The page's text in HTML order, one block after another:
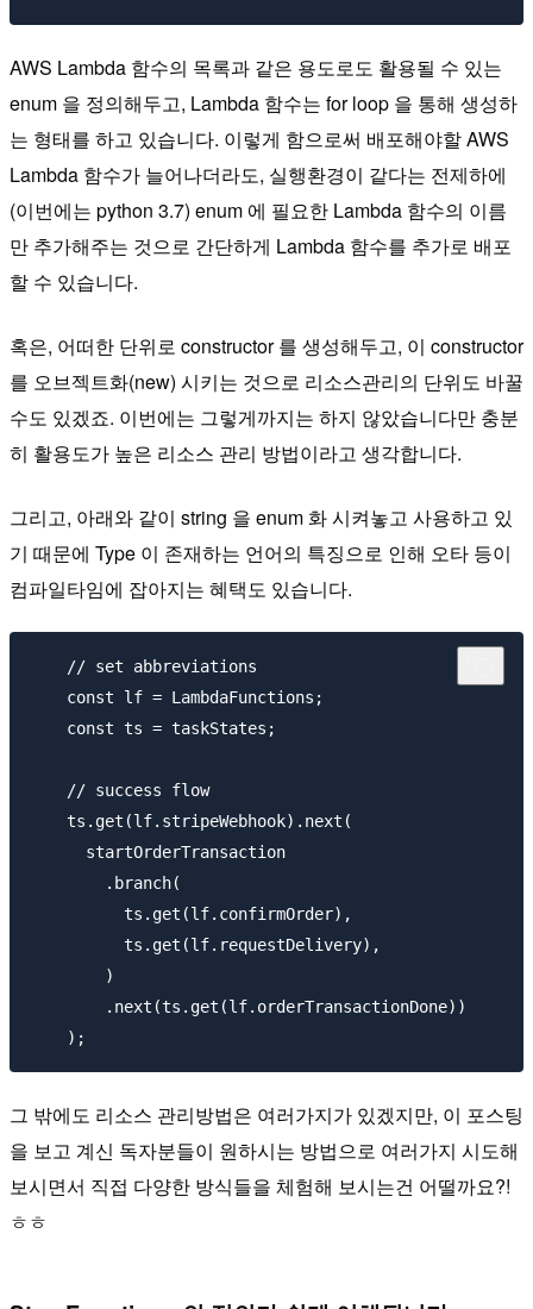
AWS Lambda 함수의 목록과 같은 용도로도 활용될 수 있는
enum 을 정의해두고, Lambda 함수는 for loop 을 통해 생성하
는 형태를 하고 있습니다. 이렇게 함으로써 배포해야할 AWS
Lambda 함수가 늘어나더라도, 실행환경이 같다는 전제하에
(이번에는 python 3.7) enum 에 필요한 Lambda 함수의 이름
만 추가해주는 것으로 간단하게 Lambda 함수를 추가로 배포
할 수 있습니다.
혹은, 어떠한 단위로 constructor 를 생성해두고, 이 constructor
를 오브젝트화(new) 시키는 것으로 리소스관리의 단위도 바꿀
수도 있겠죠. 이번에는 그렇게까지는 하지 않았습니다만 충분
히 활용도가 높은 리소스 관리 방법이라고 생각합니다.
그리고, 아래와 같이 string 을 enum 화 시켜놓고 사용하고 있
기 때문에 Type 이 존재하는 언어의 특징으로 인해 오타 등이
컴파일타임에 잡아지는 혜택도 있습니다.
    // set abbreviations
    const lf = LambdaFunctions;
    const ts = taskStates;
    // success flow
    ts.get(lf.stripeWebhook).next(
      startOrderTransaction
        .branch(
          ts.get(lf.confirmOrder),
          ts.get(lf.requestDelivery),
        )
        .next(ts.get(lf.orderTransactionDone))
그 밖에도 리소스 관리방법은 여러가지가 있겠지만, 이 포스팅
을 보고 계신 독자분들이 원하시는 방법으로 여러가지 시도해
보시면서 직접 다양한 방식들을 체험해 보시는건 어떨까요?!
ㅎㅎ